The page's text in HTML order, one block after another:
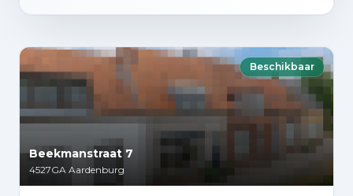
Beschikbaar
Beekmanstraat 7
4527GA Aardenburg